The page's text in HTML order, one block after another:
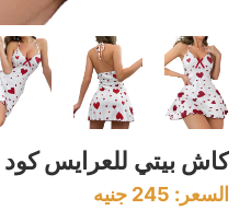
كاش بيتي للعرايس كود KH – 30108
السعر: 245 جنيه